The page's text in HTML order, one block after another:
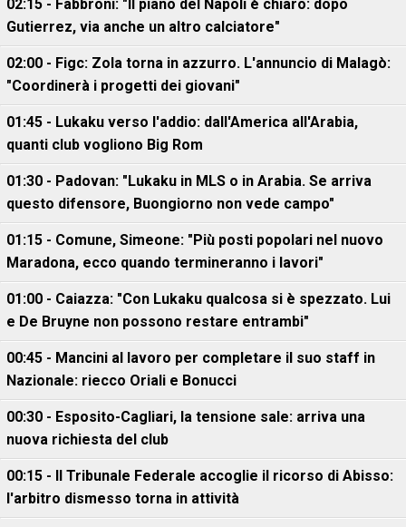
02:15 - Fabbroni: "Il piano del Napoli è chiaro: dopo
Gutierrez, via anche un altro calciatore"
02:00 - Figc: Zola torna in azzurro. L'annuncio di Malagò:
"Coordinerà i progetti dei giovani"
01:45 - Lukaku verso l'addio: dall'America all'Arabia,
quanti club vogliono Big Rom
01:30 - Padovan: "Lukaku in MLS o in Arabia. Se arriva
questo difensore, Buongiorno non vede campo"
01:15 - Comune, Simeone: "Più posti popolari nel nuovo
Maradona, ecco quando termineranno i lavori"
01:00 - Caiazza: "Con Lukaku qualcosa si è spezzato. Lui
e De Bruyne non possono restare entrambi"
00:45 - Mancini al lavoro per completare il suo staff in
Nazionale: riecco Oriali e Bonucci
00:30 - Esposito-Cagliari, la tensione sale: arriva una
nuova richiesta del club
00:15 - Il Tribunale Federale accoglie il ricorso di Abisso:
l'arbitro dismesso torna in attività